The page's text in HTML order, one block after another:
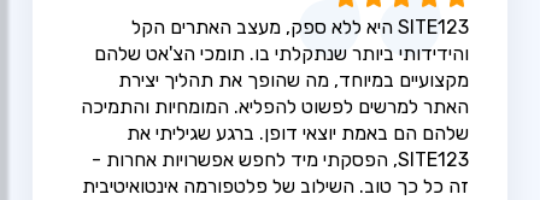
SITE123 היא ללא ספק, מעצב האתרים הקל
והידידותי ביותר שנתקלתי בו. תומכי הצ'אט שלהם
מקצועיים במיוחד, מה שהופך את תהליך יצירת
האתר למרשים לפשוט להפליא. המומחיות והתמיכה
שלהם הם באמת יוצאי דופן. ברגע שגיליתי את
SITE123, הפסקתי מיד לחפש אפשרויות אחרות -
זה כל כך טוב. השילוב של פלטפורמה אינטואיטיבית